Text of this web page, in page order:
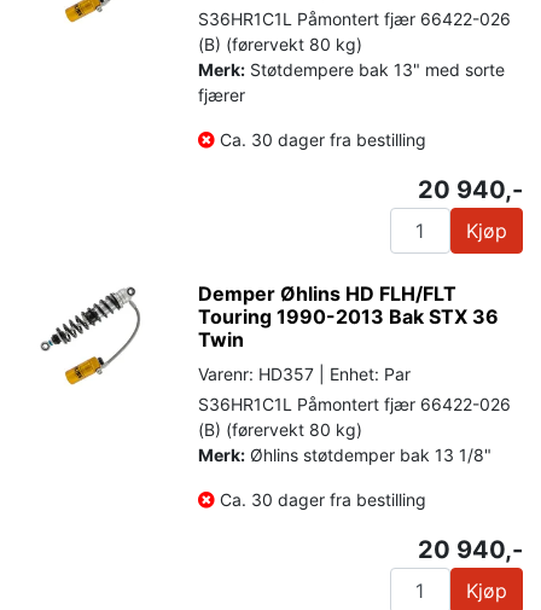
S36HR1C1L Påmontert fjær 66422-026
(B) (førervekt 80 kg)
Merk: Støtdempere bak 13" med sorte
fjærer
Ca. 30 dager fra bestilling
20 940,-
Kjøp
Demper Øhlins HD FLH/FLT
Touring 1990-2013 Bak STX 36
Twin
Varenr: HD357 | Enhet: Par
S36HR1C1L Påmontert fjær 66422-026
(B) (førervekt 80 kg)
Merk: Øhlins støtdemper bak 13 1/8"
Ca. 30 dager fra bestilling
20 940,-
Kjøp